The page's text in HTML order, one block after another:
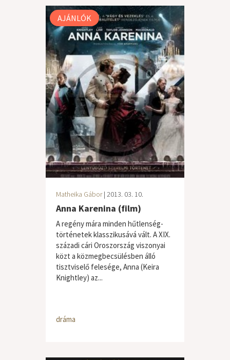
AJÁNLÓK
Matheika Gábor| 2013. 03. 10.
Anna Karenina (film)
A regény mára minden hűtlenség-
történetek klasszikusává vált. A XIX.
századi cári Oroszország viszonyai
közt a közmegbecsülésben álló
tisztviselő felesége, Anna (Keira
Knightley) az...
dráma